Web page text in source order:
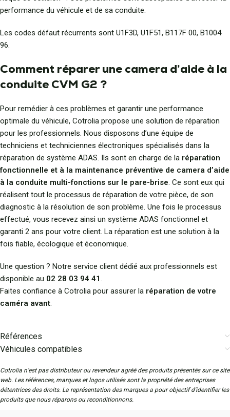
performance du véhicule et de sa conduite.
Les codes défaut récurrents sont U1F3D, U1F51, B117F 00, B1004
96.
Comment réparer une camera d’aide à la
conduite CVM G2 ?
Pour remédier à ces problèmes et garantir une performance
optimale du véhicule, Cotrolia propose une solution de réparation
pour les professionnels. Nous disposons d’une équipe de
techniciens et techniciennes électroniques spécialisés dans la
réparation de système ADAS. Ils sont en charge de la réparation
fonctionnelle et à la maintenance préventive de camera d’aide
à la conduite multi-fonctions sur le pare-brise. Ce sont eux qui
réalisent tout le processus de réparation de votre pièce, de son
diagnostic à la résolution de son problème. Une fois le processus
effectué, vous recevez ainsi un système ADAS fonctionnel et
garanti 2 ans pour votre client. La réparation est une solution à la
fois fiable, écologique et économique.
Une question ? Notre service client dédié aux professionnels est
disponible au 02 28 03 94 41.
Faites confiance à Cotrolia pour assurer la réparation de votre
caméra avant.
Références
Véhicules compatibles
Cotrolia n’est pas distributeur ou revendeur agréé des produits présentés sur ce site
web. Les références, marques et logos utilisés sont la propriété des entreprises
détentrices des droits. La représentation des marques a pour objectif d'identifier les
produits que nous réparons ou reconditionnons.